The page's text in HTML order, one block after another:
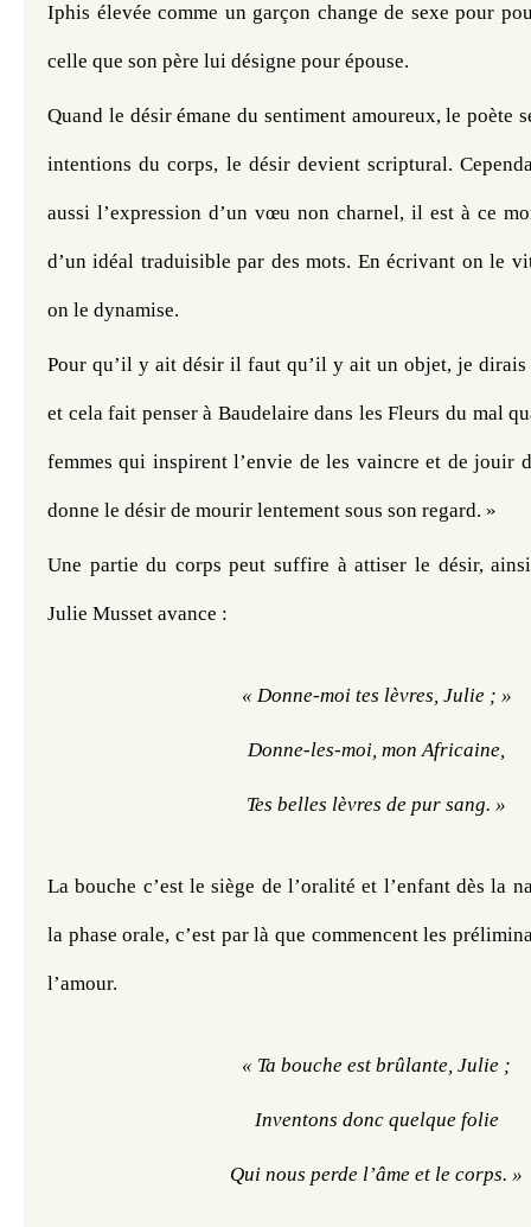
Iphis élevée comme un garçon change de sexe pour
celle que son père lui désigne pour épouse.
Quand le désir émane du sentiment amoureux, le poète
intentions du corps, le désir devient scriptural.
aussi l’expression d’un vœu non charnel, il est à ce
d’un idéal traduisible par des mots. En écrivant on le
on le dynamise.
Pour qu’il y ait désir il faut qu’il y ait un objet, je dirais
et cela fait penser à Baudelaire dans les Fleurs du mal
femmes qui inspirent l’envie de les vaincre et de jouir
donne le désir de mourir lentement sous son regard. »
Une partie du corps peut suffire à attiser le désir,
Julie Musset avance :
« Donne-moi tes lèvres, Julie ; »
Donne-les-moi, mon Africaine,
Tes belles lèvres de pur sang. »
La bouche c’est le siège de l’oralité et l’enfant dès la
la phase orale, c’est par là que commencent les
l’amour.
« Ta bouche est brûlante, Julie ;
Inventons donc quelque folie
Qui nous perde l’âme et le corps. »